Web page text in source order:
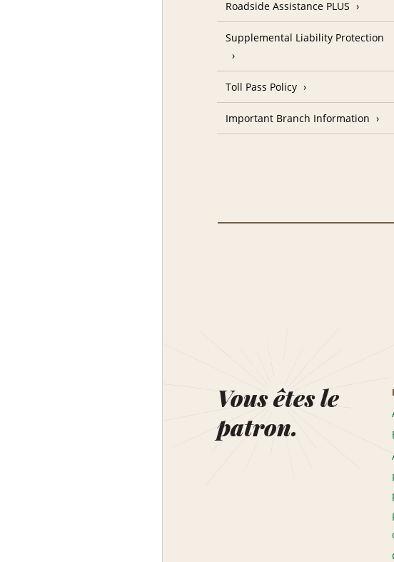
Roadside Assistance PLUS
Supplemental Liability Protection
Toll Pass Policy
Important Branch Information
Vous êtes le
patron.